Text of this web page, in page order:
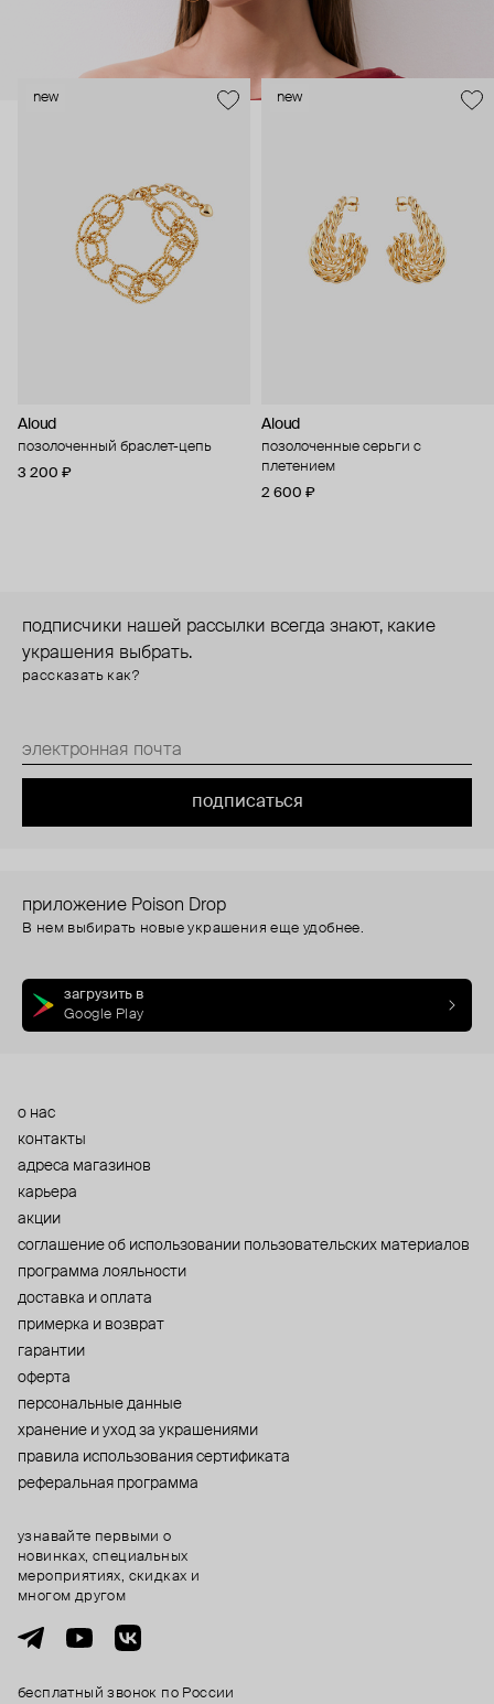
new
Aloud
позолоченный браслет-цепь
3 200 ₽
new
Aloud
позолоченные серьги с
плетением
2 600 ₽
подписчики нашей рассылки всегда знают, какие
украшения выбрать.
рассказать как?
подписаться
приложение Poison Drop
В нем выбирать новые украшения еще удобнее.
загрузить в
Google Play
о нас
контакты
адреса магазинов
карьера
акции
cоглашение об использовании пользовательских материалов
программа лояльности
доставка и оплата
примерка и возврат
гарантии
оферта
персональные данные
хранение и уход за украшениями
правила использования сертификата
реферальная программа
бесплатный звонок по России
узнавайте первыми о
новинках, специальных
мероприятиях, скидках и
многом другом